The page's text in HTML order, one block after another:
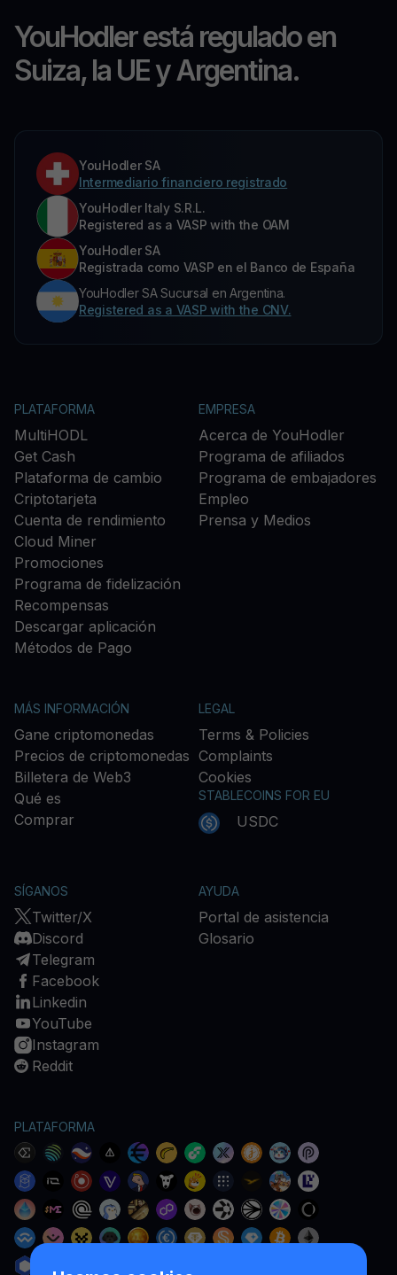
YouHodler está regulado en
Suiza, la UE y Argentina.
YouHodler SA
Intermediario financiero registrado
YouHodler Italy S.R.L.
Registered as a VASP with the OAM
YouHodler SA
Registrada como VASP en el Banco de España
YouHodler SA Sucursal en Argentina.
Registered as a VASP with the CNV.
PLATAFORMA
MultiHODL
Get Cash
Plataforma de cambio
Criptotarjeta
Cuenta de rendimiento
Cloud Miner
Promociones
Programa de fidelización
Recompensas
Descargar aplicación
Métodos de Pago
EMPRESA
Acerca de YouHodler
Programa de afiliados
Programa de embajadores
Empleo
Prensa y Medios
MÁS INFORMACIÓN
Gane criptomonedas
Precios de criptomonedas
Billetera de Web3
Qué es
Comprar
LEGAL
Terms & Policies
Complaints
Cookies
STABLECOINS FOR EU
USDC
SÍGANOS
Twitter/X
Discord
Telegram
Facebook
Linkedin
YouTube
Instagram
Reddit
AYUDA
Portal de asistencia
Glosario
PLATAFORMA